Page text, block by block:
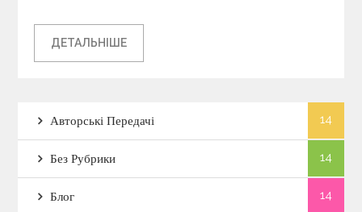
ДЕТАЛЬНІШЕ
Авторські Передачі 14
Без Рубрики 14
Блог 14